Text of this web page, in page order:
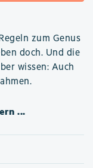
zum Genus
doch. Und die
wissen: Auch
...